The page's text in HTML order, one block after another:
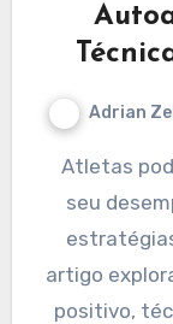
Adrian
Atletas podem melhorar significativamente
seu
artigo
positivo,